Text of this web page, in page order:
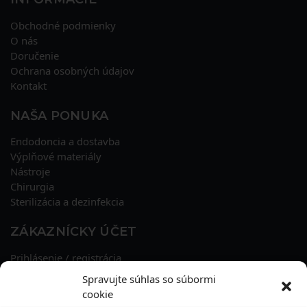
Spravujte súhlas so súbormi
cookie
Obchodné podmienky
O nás
Doručenie
Ochrana osobných údajov
Kontakt
NAŠA PONUKA
Endodoncia a dostavba
Výplňové materiály
Nástroje
Chirurgia
Sterilizácia a dezinfekcia
ZÁKAZNÍCKY ÚČET
Prihlásenie / registrácia